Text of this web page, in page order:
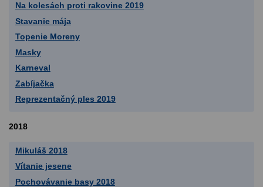
Na kolesách proti rakovine 2019
Stavanie mája
Topenie Moreny
Masky
Karneval
Zabíjačka
Reprezentačný ples 2019
2018
Mikuláš 2018
Vítanie jesene
Pochovávanie basy 2018